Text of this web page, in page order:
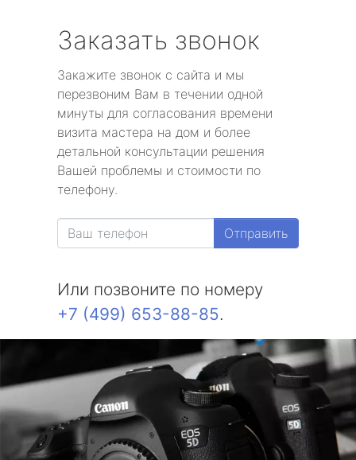
Заказать звонок
Закажите звонок с сайта и мы
перезвоним Вам в течении одной
минуты для согласования времени
визита мастера на дом и более
детальной консультации решения
Вашей проблемы и стоимости по
телефону.
Отправить
Или позвоните по номеру
+7 (499) 653-88-85.